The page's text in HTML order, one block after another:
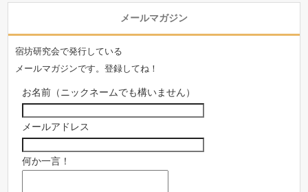
メールマガジン
宿坊研究会で発行している
メールマガジンです。登録してね！
お名前（ニックネームでも構いません）
メールアドレス
何か一言！